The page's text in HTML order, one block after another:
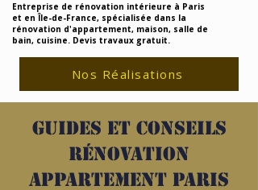
Entreprise de rénovation intérieure à Paris
et en Île-de-France, spécialisée dans la
rénovation d'appartement, maison, salle de
bain, cuisine. Devis travaux gratuit.
Nos Réalisations
Guides et conseils
rénovation
appartement Paris